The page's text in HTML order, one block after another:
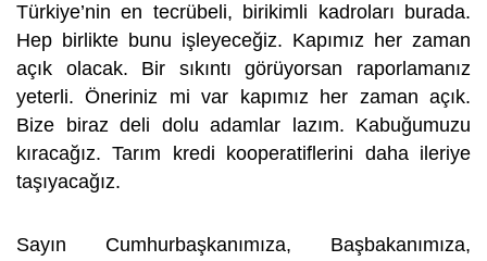
Türkiye’nin en tecrübeli, birikimli kadroları burada.
Hep birlikte bunu işleyeceğiz. Kapımız her zaman
açık olacak. Bir sıkıntı görüyorsan raporlamanız
yeterli. Öneriniz mi var kapımız her zaman açık.
Bize biraz deli dolu adamlar lazım. Kabuğumuzu
kıracağız. Tarım kredi kooperatiflerini daha ileriye
taşıyacağız.
Sayın Cumhurbaşkanımıza, Başbakanımıza,